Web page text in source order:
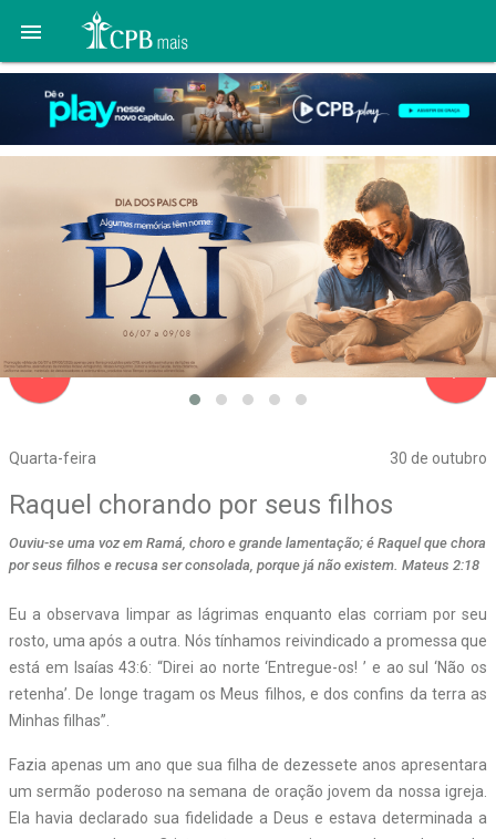

Quarta-feira 30 de outubro
navigate_before
Raquel chorando por seus filhos
Ouviu-se uma voz em Ramá, choro e grande lamentação; é Raquel que chora
por seus filhos e recusa ser consolada, porque já não existem. Mateus 2:18
Eu a observava limpar as lágrimas enquanto elas corriam por seu
rosto, uma após a outra. Nós tínhamos reivindicado a promessa que
está em Isaías 43:6: “Direi ao norte ‘Entregue-os! ’ e ao sul ‘Não os
retenha’. De longe tragam os Meus filhos, e dos confins da terra as
Minhas filhas”.
Fazia apenas um ano que sua filha de dezessete anos apresentara
um sermão poderoso na semana de oração jovem da nossa igreja.
Ela havia declarado sua fidelidade a Deus e estava determinada a
navigate_next